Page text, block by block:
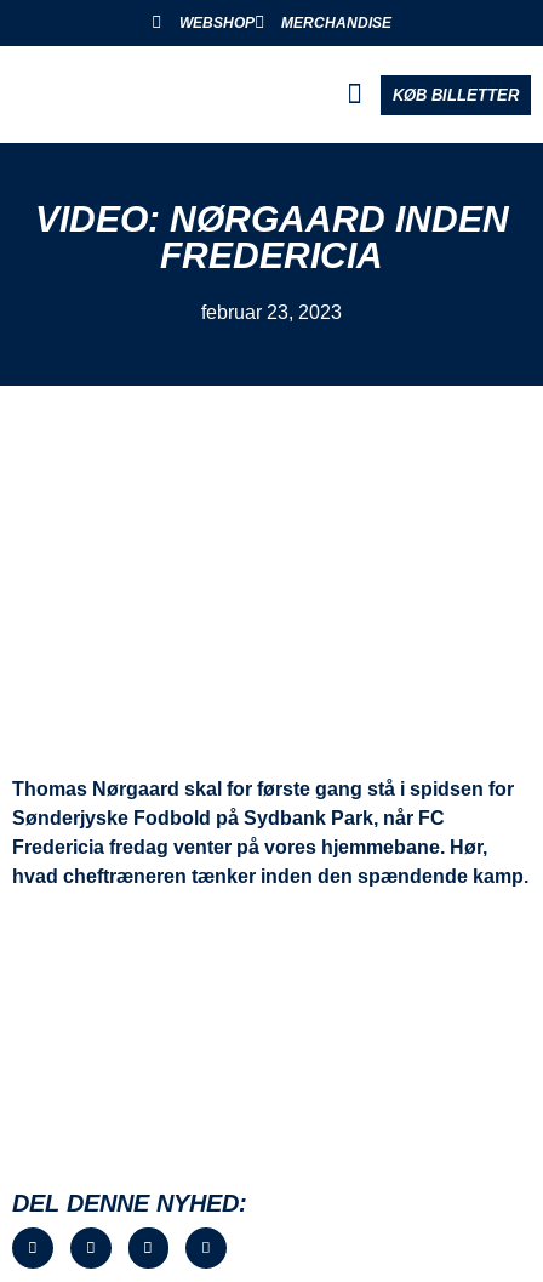
WEBSHOP MERCHANDISE
KØB BILLETTER
VIDEO: NØRGAARD INDEN
FREDERICIA
februar 23, 2023
Thomas Nørgaard skal for første gang stå i spidsen for
Sønderjyske Fodbold på Sydbank Park, når FC
Fredericia fredag venter på vores hjemmebane. Hør,
hvad cheftræneren tænker inden den spændende kamp.
DEL DENNE NYHED: